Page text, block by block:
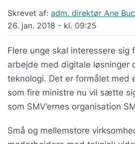
Skrevet af: adm. direktør Ane
26. jan. 2018 - kl. 09:25
Flere unge skal interessere sig
arbejde med digitale løsninger
teknologi. Det er formålet med
som fire ministre nu vil sætte
som SMV’ernes organisation
Små og mellemstore